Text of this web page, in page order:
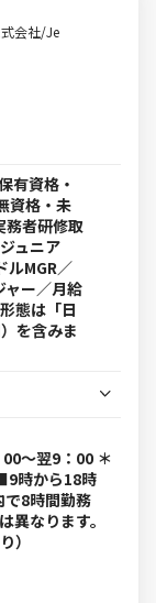
会社/Je
有資格・
資格・未
者研修取
ュニア
MGR／
ー／月給
態は「日
を含みま
～翌9：00 ＊
時から18時
8時間勤務
異なります。
）